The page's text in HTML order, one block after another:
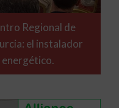
Regional de
el instalador